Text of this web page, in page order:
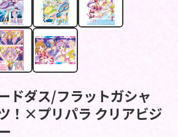
ドダス/フラットガシャ
！×プリパラ クリアビジ